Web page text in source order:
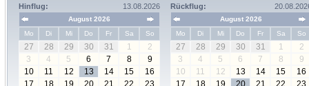
Hinflug: 13.08.2026
August 2026
Mo
Di Mi Do Fr Sa So
27 28 29 30 31 1
2
3
4 5 6 7 8
9
10
11 12 13 14 15
16
17
18 19 20 21 22
23
Rückflug:
August 2026
Mo
Di Mi Do Fr Sa So
27 28 29 30 31 1
2
3
4 5 6 7 8
9
10
11 12 13 14 15
16
17
18 19 20 21 22
23